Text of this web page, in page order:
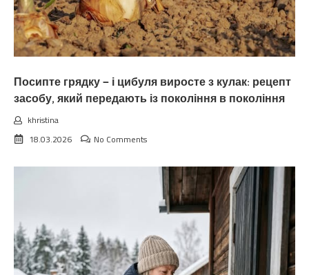
Посипте грядку — і цибуля виросте з кулак: рецепт
засобу, який передають із покоління в покоління
khristina
18.03.2026
No Comments